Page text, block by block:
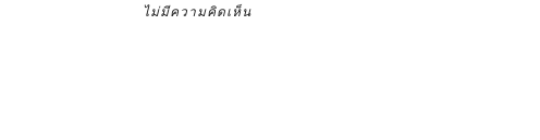
ไม่มีความคิดเห็น